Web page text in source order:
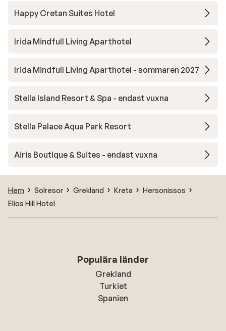
Happy Cretan Suites Hotel
Irida Mindfull Living Aparthotel
Irida Mindfull Living Aparthotel - sommaren 2027
Stella Island Resort & Spa - endast vuxna
Stella Palace Aqua Park Resort
Airis Boutique & Suites - endast vuxna
Hem Solresor Grekland Kreta
Hersonissos
Elios Hill Hotel
Populära länder
Grekland
Turkiet
Spanien